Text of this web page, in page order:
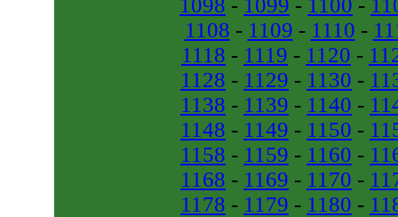
1098 - 1099 - 1100 -
1108 - 1109 - 1110 -
1118 - 1119 - 1120 -
1128 - 1129 - 1130 -
1138 - 1139 - 1140 -
1148 - 1149 - 1150 -
1158 - 1159 - 1160 -
1168 - 1169 - 1170 -
1178 - 1179 - 1180 -